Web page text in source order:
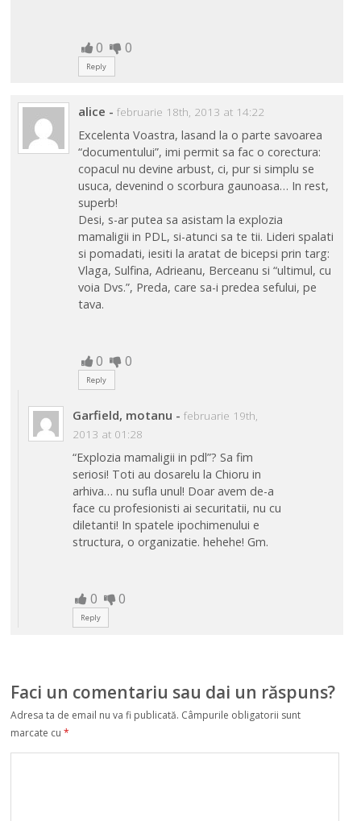
0 0
Reply
alice - februarie 18th, 2013 at 14:22
Excelenta Voastra, lasand la o parte savoarea
“documentului”, imi permit sa fac o corectura:
copacul nu devine arbust, ci, pur si simplu se
usuca, devenind o scorbura gaunoasa… In rest,
superb!
Desi, s-ar putea sa asistam la explozia
mamaligii in PDL, si-atunci sa te tii. Lideri spalati
si pomadati, iesiti la aratat de bicepsi prin targ:
Vlaga, Sulfina, Adrieanu, Berceanu si “ultimul, cu
voia Dvs.”, Preda, care sa-i predea sefului, pe
tava.
0 0
Reply
Garfield, motanu - februarie 19th,
2013 at 01:28
“Explozia mamaligii in pdl”? Sa fim
seriosi! Toti au dosarelu la Chioru in
arhiva… nu sufla unul! Doar avem de-a
face cu profesionisti ai securitatii, nu cu
diletanti! In spatele ipochimenului e
structura, o organizatie. hehehe! Gm.
0 0
Reply
Faci un comentariu sau dai un răspuns?
Adresa ta de email nu va fi publicată. Câmpurile obligatorii sunt
marcate cu*